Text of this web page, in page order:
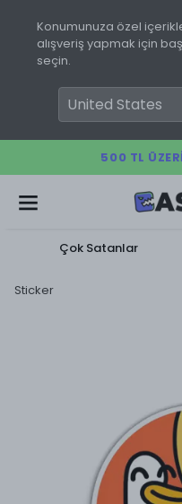
Konumunuza özel
alışveriş yapmak için
seçin.
500 TL
Çok Satanlar
Sticker